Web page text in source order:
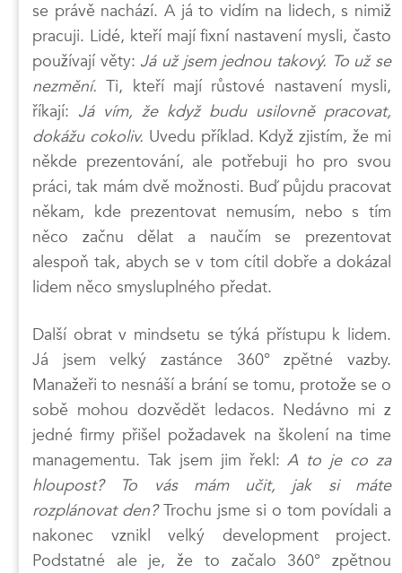
se právě nachází. A já to vidím na lidech, s nimiž
pracuji. Lidé, kteří mají fixní nastavení mysli, často
používají věty: Já už jsem jednou takový. To už se
nezmění. Ti, kteří mají růstové nastavení mysli,
říkají: Já vím, že když budu usilovně pracovat,
dokážu cokoliv. Uvedu příklad. Když zjistím, že mi
někde prezentování, ale potřebuji ho pro svou
práci, tak mám dvě možnosti. Buď půjdu pracovat
někam, kde prezentovat nemusím, nebo s tím
něco začnu dělat a naučím se prezentovat
alespoň tak, abych se v tom cítil dobře a dokázal
lidem něco smysluplného předat.
Další obrat v mindsetu se týká přístupu k lidem.
Já jsem velký zastánce 360° zpětné vazby.
Manažeři to nesnáší a brání se tomu, protože se o
sobě mohou dozvědět ledacos. Nedávno mi z
jedné firmy přišel požadavek na školení na time
managementu. Tak jsem jim řekl:A to je co za
hloupost? To vás mám učit, jak si máte
rozplánovat den?Trochu jsme si o tom povídali a
nakonec vznikl velký development project.
Podstatné ale je, že to začalo 360° zpětnou